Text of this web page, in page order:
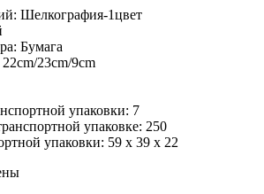
Шелкография-1цвет
Бумага
23cm/9cm
упаковки: 7
упаковке: 250
упаковки: 59 x 39 x 22